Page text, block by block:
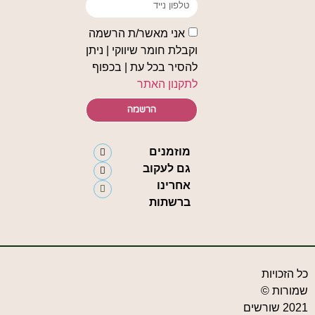
אני מאשר/ת הרשמה
וקבלת חומר שיווקי | ניתן
להסיר בכל עת | בכפוף
לתקנון האתר
הרשמה
מוזמנים
גם לעקוב
אחרינו
ברשתות
כל הזכויות
שמורות ©
2021 שורשים